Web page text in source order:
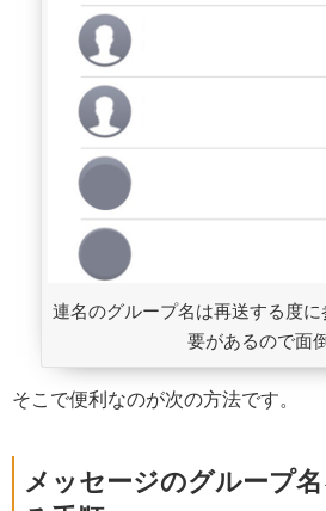
連名のグループ名は再送する度
要があるので面倒
そこで便利なのが次の方法です。
メッセージのグループ